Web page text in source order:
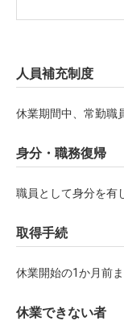
人員補充制度
休業期間中、常勤職
身分・職務復帰
職員として身分を有
取得手続
休業開始の1か月前
休業できない者